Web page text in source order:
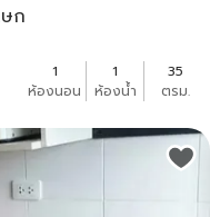
ก
1
ห้องนอน
1
ห้องน้ำ
35
ตรม.